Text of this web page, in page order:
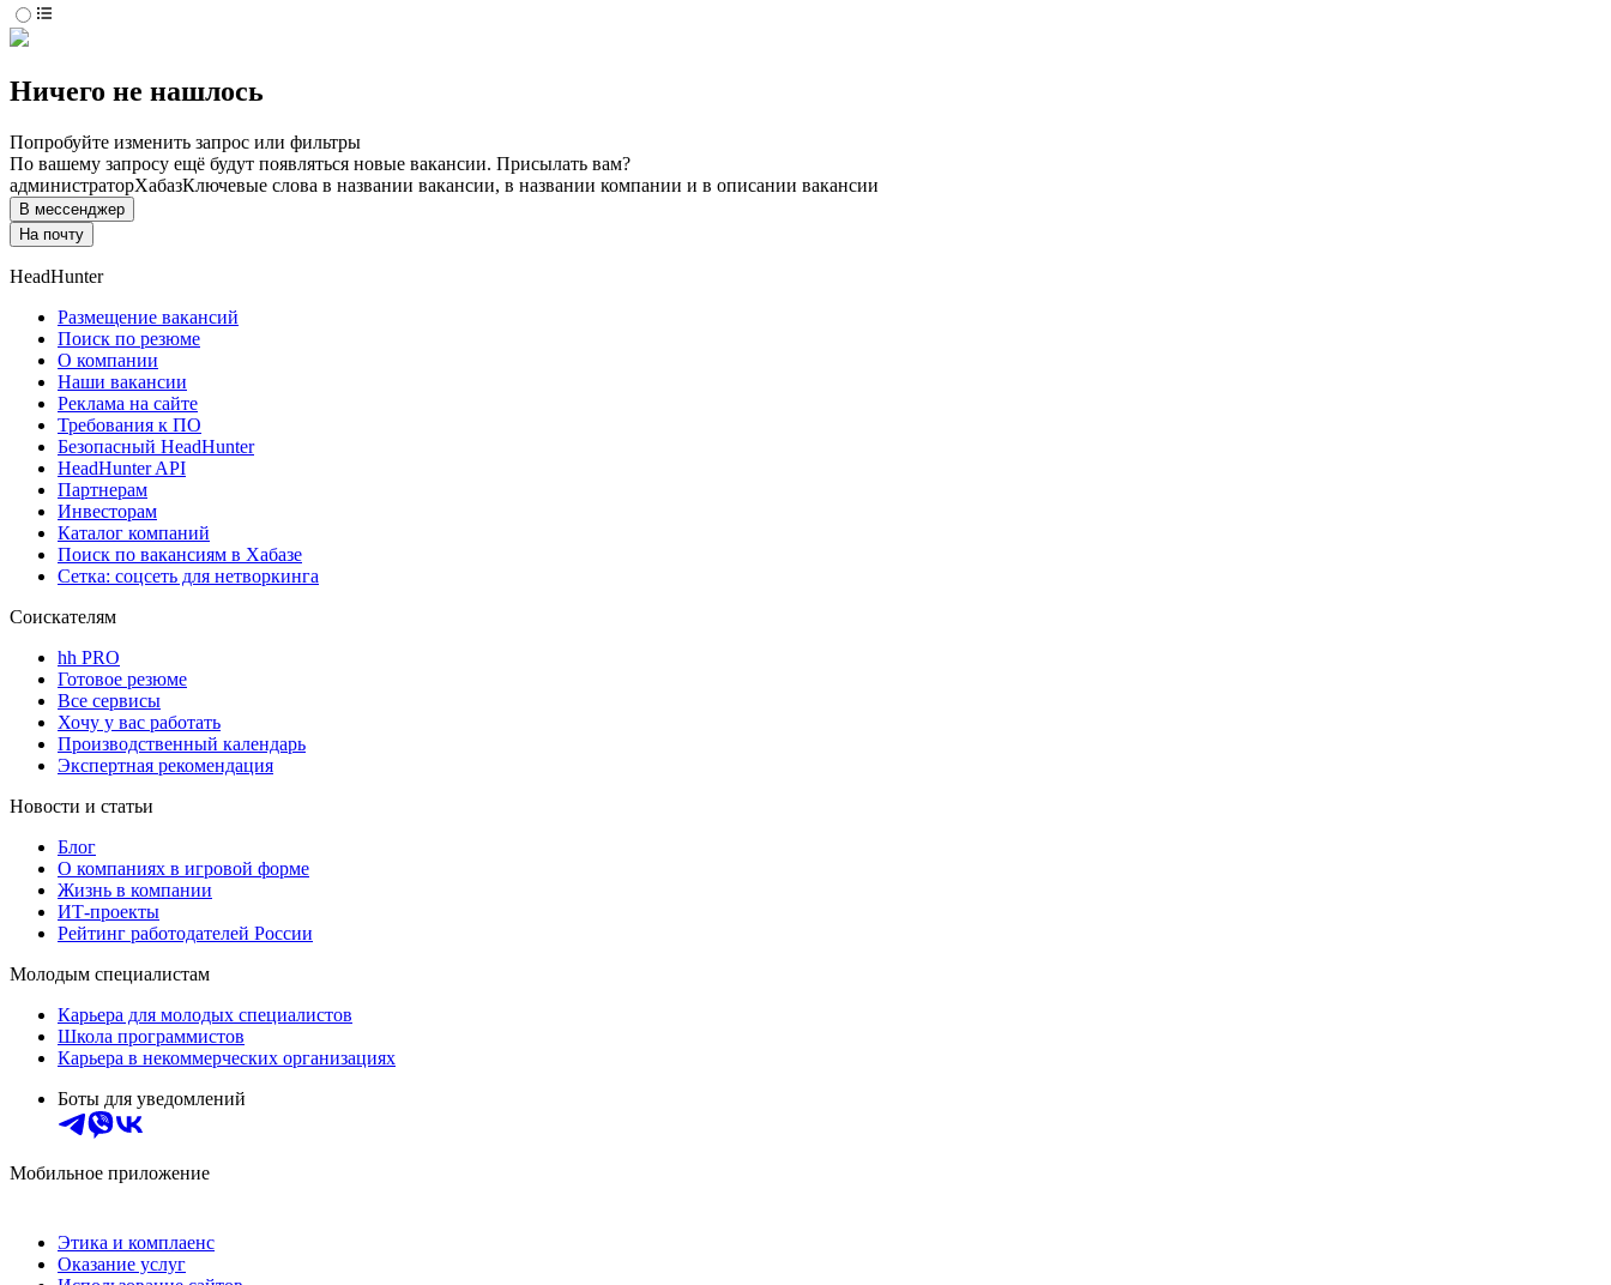
Ничего не нашлось
Попробуйте изменить запрос или фильтры
По вашему запросу ещё будут появляться новые вакансии. Присылать вам?
администраторХабазКлючевые слова в названии вакансии, в названии компании и в описании вакансии
В мессенджер
На почту
HeadHunter
Размещение вакансий
Поиск по резюме
О компании
Наши вакансии
Реклама на сайте
Требования к ПО
Безопасный HeadHunter
HeadHunter API
Партнерам
Инвесторам
Каталог компаний
Поиск по вакансиям в Хабазе
Сетка: соцсеть для нетворкинга
Соискателям
hh PRO
Готовое резюме
Все сервисы
Хочу у вас работать
Производственный календарь
Экспертная рекомендация
Новости и статьи
Блог
О компаниях в игровой форме
Жизнь в компании
ИТ-проекты
Рейтинг работодателей России
Молодым специалистам
Карьера для молодых специалистов
Школа программистов
Карьера в некоммерческих организациях
Боты для уведомлений
Мобильное приложение
Этика и комплаенс
Оказание услуг